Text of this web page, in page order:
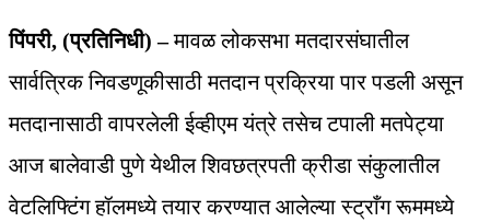
पिंपरी, (प्रतिनिधी) –मावळ लोकसभा मतदारसंघातील
सार्वत्रिक निवडणूकीसाठी मतदान प्रक्रिया पार पडली असून
मतदानासाठी वापरलेली ईव्हीएम यंत्रे तसेच टपाली मतपेट्या
आज बालेवाडी पुणे येथील शिवछत्रपती क्रीडा संकुलातील
वेटलिफ्टिंग हॉलमध्ये तयार करण्यात आलेल्या स्ट्राँग रूममध्ये